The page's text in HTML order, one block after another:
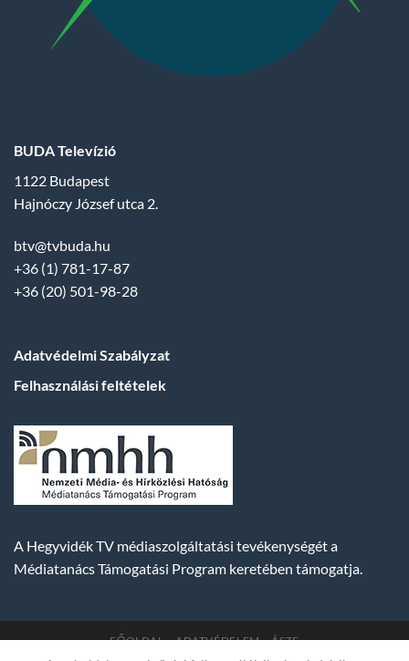
BUDA Televízió
1122 Budapest
Hajnóczy József utca 2.
btv@tvbuda.hu
+36 (1) 781-17-87
+36 (20) 501-98-28
Adatvédelmi Szabályzat
Felhasználási feltételek
A Hegyvidék TV médiaszolgáltatási tevékenységét a
Médiatanács Támogatási Program keretében támogatja.
FŐOLDAL ADATVÉDELEM ÁSZF